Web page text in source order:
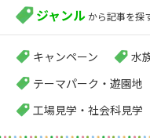
ジャンル から記事を探
キャンペーン 水
テーマパーク・遊園地
工場見学・社会科見学